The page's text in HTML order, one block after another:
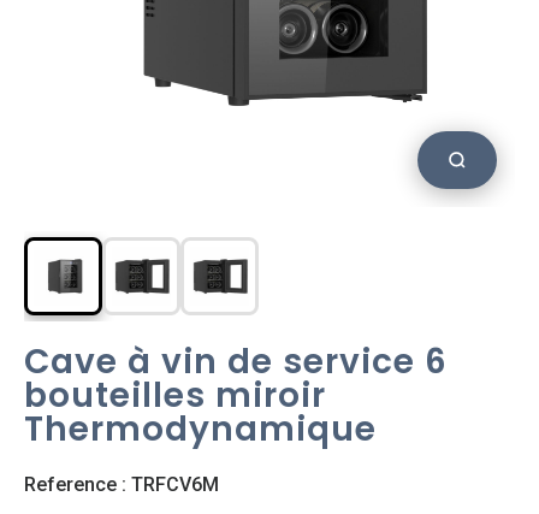
Cave à vin de service 6
bouteilles miroir
Thermodynamique
Reference : TRFCV6M